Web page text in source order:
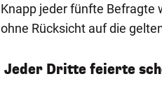
Knapp jeder fünfte Befragte
ohne Rücksicht auf die
Jeder Dritte feierte